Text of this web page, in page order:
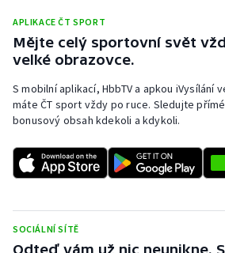
APLIKACE ČT SPORT
Mějte celý sportovní svět
velké obrazovce.
S mobilní aplikací, HbbTV a apkou iVysílání
máte ČT sport vždy po ruce. Sledujte
bonusový obsah kdekoli a kdykoli.
SOCIÁLNÍ SÍTĚ
Odteď vám už nic neunikne.